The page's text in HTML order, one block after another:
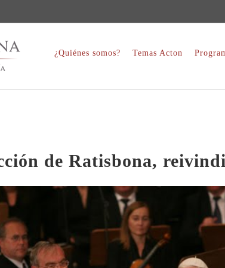
¿Quiénes somos? Temas Acton
de Ratisbona,